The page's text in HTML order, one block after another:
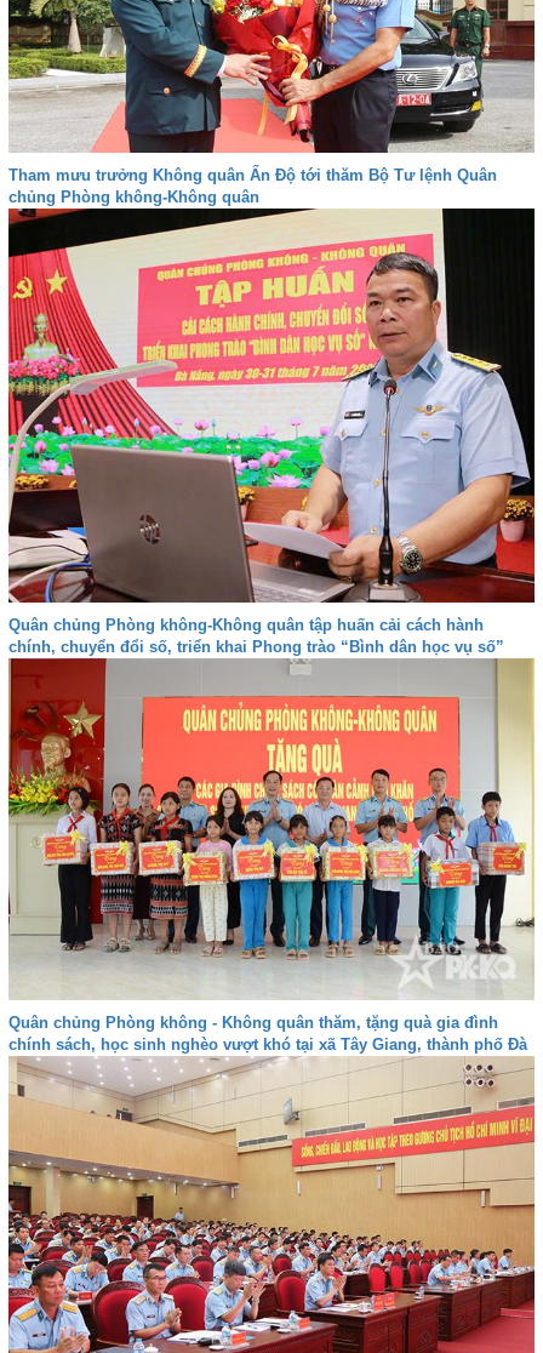
Tham mưu trưởng Không quân Ấn Độ tới thăm Bộ Tư lệnh Quân
chủng Phòng không-Không quân
Quân chủng Phòng không-Không quân tập huấn cải cách hành
chính, chuyển đổi số, triển khai Phong trào “Bình dân học vụ số”
Quân chủng Phòng không - Không quân thăm, tặng quà gia đình
chính sách, học sinh nghèo vượt khó tại xã Tây Giang, thành phố Đà
nẵng